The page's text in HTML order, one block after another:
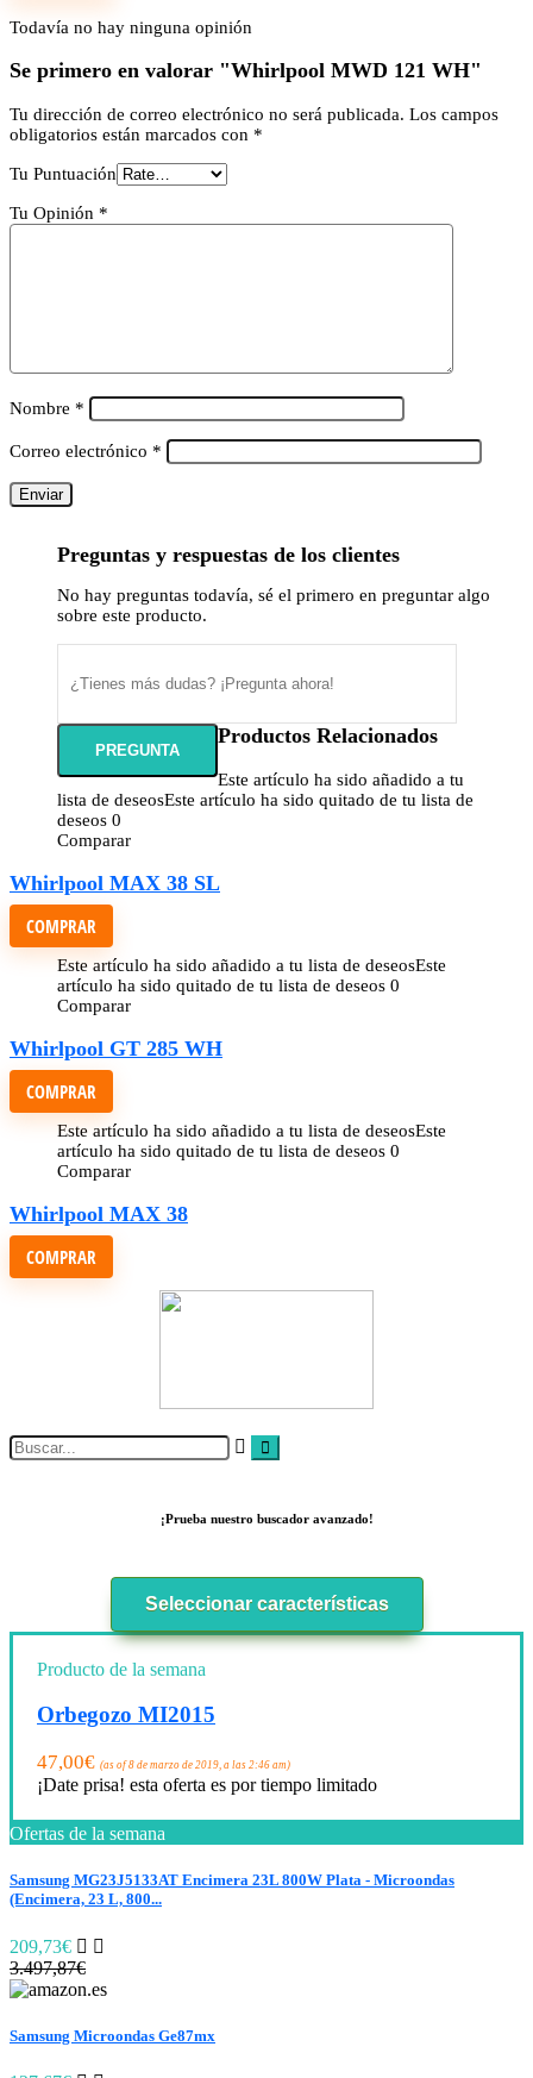
Todavía no hay ninguna opinión
Se primero en valorar "Whirlpool MWD 121 WH"
Tu dirección de correo electrónico no será publicada. Los campos
obligatorios están marcados con *
Tu Puntuación
Tu Opinión *
Nombre *
Correo electrónico *
Preguntas y respuestas de los clientes
No hay preguntas todavía, sé el primero en preguntar algo
sobre este producto.
Productos Relacionados
Este artículo ha sido añadido a tu
lista de deseosEste artículo ha sido quitado de tu lista de
deseos 0
Comparar
Whirlpool MAX 38 SL
COMPRAR
Este artículo ha sido añadido a tu lista de deseosEste
artículo ha sido quitado de tu lista de deseos 0
Comparar
Whirlpool GT 285 WH
COMPRAR
Este artículo ha sido añadido a tu lista de deseosEste
artículo ha sido quitado de tu lista de deseos 0
Comparar
Whirlpool MAX 38
COMPRAR
¡Prueba nuestro buscador avanzado!
Seleccionar características
Producto de la semana
Orbegozo MI2015
47,00€ (as of 8 de marzo de 2019, a las 2:46 am)
¡Date prisa! esta oferta es por tiempo limitado
Ofertas de la semana
Samsung MG23J5133AT Encimera 23L 800W Plata - Microondas
(Encimera, 23 L, 800...
209,73€
3.497,87€
Samsung Microondas Ge87mx